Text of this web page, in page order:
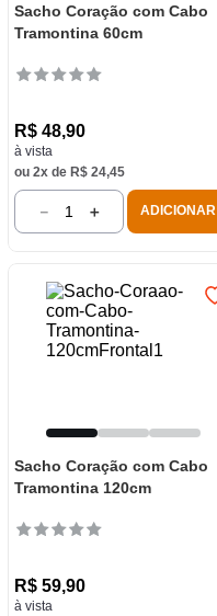
Sacho Coração com Cabo
Tramontina 60cm
R$ 48,90
à vista
ou 2x de R$ 24,45
＋
－ ADICIONAR
Sacho Coração com Cabo
Tramontina 120cm
R$ 59,90
à vista